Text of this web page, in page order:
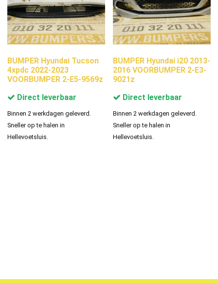
BUMPER Hyundai Tucson
4xpdc 2022-2023
VOORBUMPER 2-E5-9569z
Direct leverbaar
Binnen 2 werkdagen geleverd.
Sneller op te halen in
Hellevoetsluis.
BUMPER Hyundai i20 2013-
2016 VOORBUMPER 2-E3-
9021z
Direct leverbaar
Binnen 2 werkdagen geleverd.
Sneller op te halen in
Hellevoetsluis.